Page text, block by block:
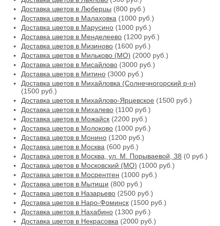
Доставка цветов в Люберцы (800 руб.)
Доставка цветов в Малаховка (1000 руб.)
Доставка цветов в Марусино (1000 руб.)
Доставка цветов в Менделеево (1200 руб.)
Доставка цветов в Мизиново (1600 руб.)
Доставка цветов в Мильково (МО) (2000 руб.)
Доставка цветов в Мисайлово (3000 руб.)
Доставка цветов в Митино (3000 руб.)
Доставка цветов в Михайловка (Солнечногорский р-н)
(1500 руб.)
Доставка цветов в Михайлово-Ярцевское (1500 руб.)
Доставка цветов в Михалево (1100 руб.)
Доставка цветов в Можайск (2200 руб.)
Доставка цветов в Молоково (1000 руб.)
Доставка цветов в Монино (1200 руб.)
Доставка цветов в Москва (600 руб.)
Доставка цветов в Москва, ул. М. Порываевой, 38 (0 руб.)
Доставка цветов в Московский (МО) (1000 руб.)
Доставка цветов в Мосрентген (1000 руб.)
Доставка цветов в Мытищи (800 руб.)
Доставка цветов в Назарьево (2500 руб.)
Доставка цветов в Наро-Фоминск (1500 руб.)
Доставка цветов в Нахабино (1300 руб.)
Доставка цветов в Некрасовка (2000 руб.)